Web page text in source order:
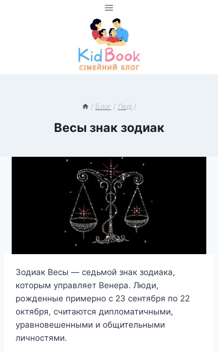
/ Блог / Леді /
Весы знак зодиак
Зодиак Весы — седьмой знак зодиака,
которым управляет Венера. Люди,
рожденные примерно с 23 сентября по 22
октября, считаются дипломатичными,
уравновешенными и общительными
личностями.